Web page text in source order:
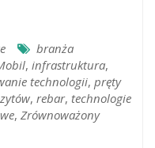
branża
, infrastruktura,
technologii, pręty
, rebar, technologie
, Zrównoważony